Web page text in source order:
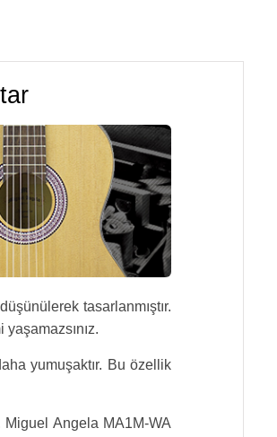
tasarlanmıştır.
yumuşaktır. Bu özellik
Angela MA1M-WA